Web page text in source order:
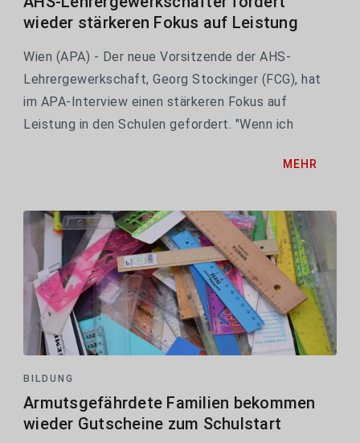
wieder stärkeren Fokus auf Leistung
Wien (APA) - Der neue Vorsitzende der AHS-
Lehrergewerkschaft, Georg Stockinger (FCG), hat
im APA-Interview einen stärkeren Fokus auf
Leistung in den Schulen gefordert. "Wenn ich
MEHR
BILDUNG
Armutsgefährdete Familien bekommen
wieder Gutscheine zum Schulstart